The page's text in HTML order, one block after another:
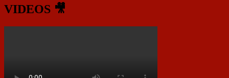
VIDEOS 🎥